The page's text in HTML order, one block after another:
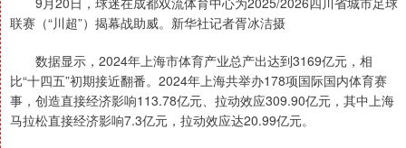
联赛（“川超”）揭幕战助威。新华社记者胥冰洁摄
数据显示，2024年上海市体育产业总产出达到3169亿元，相
比“十四五”初期接近翻番。2024年上海共举办178项国际国内体育赛
事，创造直接经济影响113.78亿元、拉动效应309.90亿元，其中上海
马拉松直接经济影响7.3亿元，拉动效应达20.99亿元。